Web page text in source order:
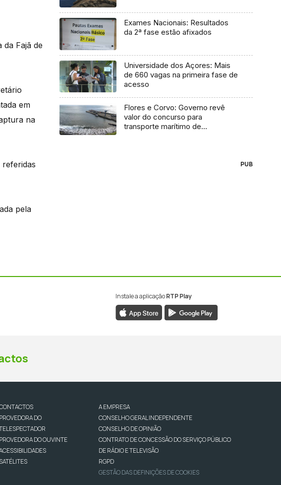
Fajã de
em
na
pela
Exames Nacionais: Resultados
da 2ª fase estão afixados
Universidade dos Açores: Mais
de 660 vagas na primeira fase de
acesso
Flores e Corvo: Governo revê
valor do concurso para
transporte marítimo de
PUB
Instale a aplicaçãoRTP Play
PROVEDORA DO
PROVEDORA DO OUVINTE
SATÉLITES
A EMPRESA
CONSELHO GERAL INDEPENDENTE
CONSELHO DE OPINIÃO
CONTRATO DE CONCESSÃO DO SERVIÇO PÚBLICO
DE RÁDIO E TELEVISÃO
RGPD
GESTÃO DAS DEFINIÇÕES DE COOKIES